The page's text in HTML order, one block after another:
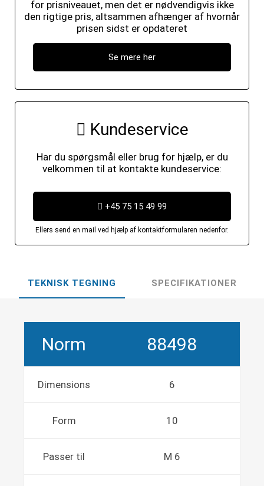
for prisniveauet, men det er nødvendigvis ikke
den rigtige pris, altsammen afhænger af hvornår
prisen sidst er opdateret
Se mere her
Kundeservice
Har du spørgsmål eller brug for hjælp, er du
velkommen til at kontakte kundeservice:
+45 75 15 49 99
Ellers send en mail ved hjælp af kontaktformularen nedenfor.
TEKNISK TEGNING SPECIFIKATIONER
Norm 88498
Dimensions 6
Form 10
Passer til M 6